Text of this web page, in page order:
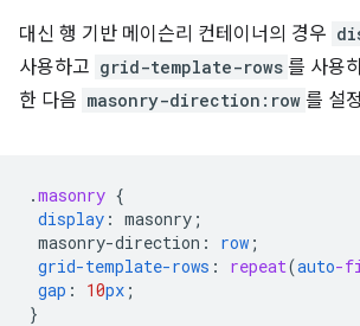
대신 행 기반 메이슨리 컨테이너의 경우
사용하고 grid-template-rows 를 사용
한 다음 masonry-direction:row 를 설
.masonry {
display : masonry ;
masonry-direction : row ;
grid-template-rows : repeat(auto-
gap : 10px ;
}